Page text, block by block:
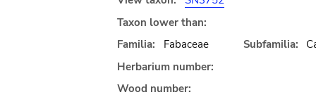
Taxon lower than:
Familia:
Fabaceae Subfamilia:
Herbarium number:
Wood number: